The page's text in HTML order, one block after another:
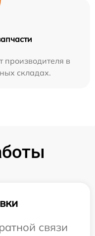
производителя в
складах.
связи